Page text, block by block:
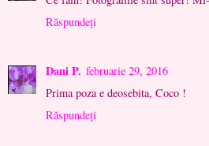
Răspundeți
Dani P. februarie 29, 2016
Prima poza e deosebita, Coco !
Răspundeți